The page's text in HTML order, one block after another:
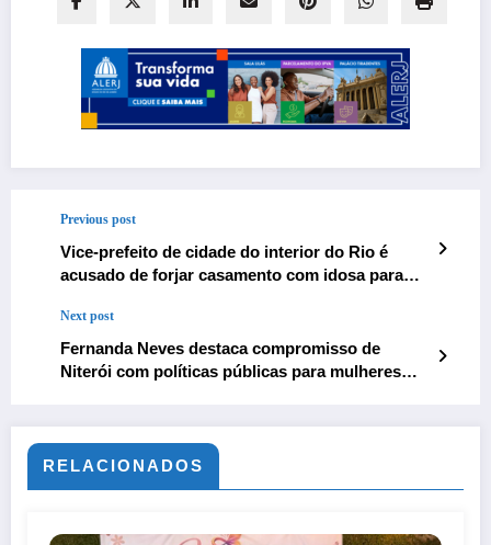
Previous post
Vice-prefeito de cidade do interior do Rio é
acusado de forjar casamento com idosa para
Next post
Fernanda Neves destaca compromisso de
Niterói com políticas públicas para mulheres
RELACIONADOS